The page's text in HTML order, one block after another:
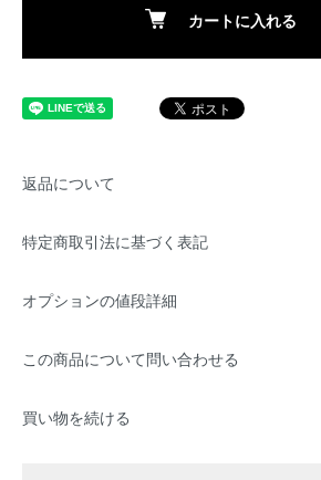
カートに入れる
返品について
特定商取引法に基づく表記
オプションの値段詳細
この商品について問い合わせる
買い物を続ける